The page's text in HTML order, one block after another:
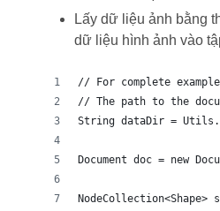
Lấy dữ liệu ảnh bằng
dữ liệu hình ảnh vào
// For complete
// The path to the
String dataDir =
Document doc = new
NodeCollection<Shape>